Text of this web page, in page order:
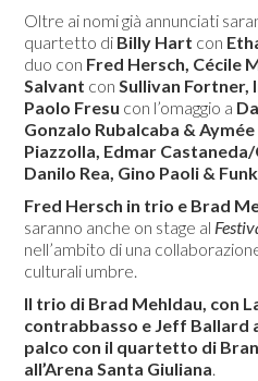
Oltre ai nomi già annunciati
quartetto di Billy Hart con
duo con Fred Hersch, Cécile
Salvant con Sullivan Fortner,
Paolo Fresu con l’omaggio a
Gonzalo Rubalcaba &
Piazzolla, Edmar
Danilo Rea, Gino Paoli &
Fred Hersch in trio e Brad
saranno anche on stage al
nell’ambito di una
culturali umbre.
Il trio di Brad Mehldau, con
contrabbasso e Jeff Ballard
palco con il quartetto di
all’Arena Santa Giuliana.